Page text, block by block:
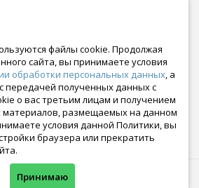
Почта:
ferma@yandex.ru
сайта защищена законом об авторских правах.
файлы cookie. Продолжая
сайта, вы принимаете условия
обработки персональных данных, а
передачей полученных данных с
о вас третьим лицам и получением
материалов, размещаемых на данном
условия данной Политики, вы
браузера или прекратить
Принимаю